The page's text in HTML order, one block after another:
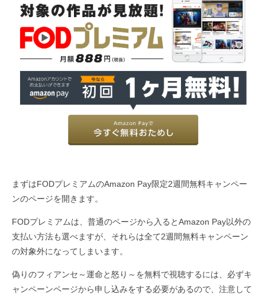
まずはFODプレミアムのAmazon Pay限定2週間無料キャンペー
ンのページを開きます。
FODプレミアムは、普通のページから入るとAmazon Pay以外の
支払い方法も選べますが、それらは全て2週間無料キャンペーン
の対象外になってしまいます。
偽りのフィアンセ～運命と怒り～を無料で視聴するには、必ずキ
ャンペーンページから申し込みをする必要があるので、注意して